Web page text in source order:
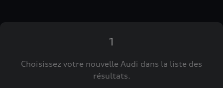
1
Choisissez votre nouvelle Audi dans la liste des
résultats.